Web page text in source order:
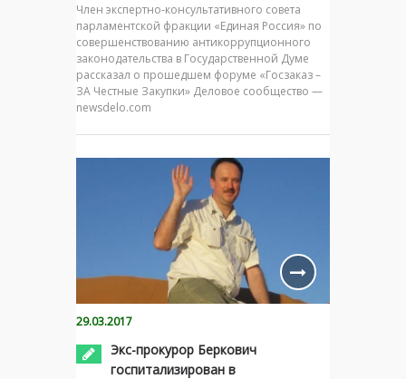
Член экспертно-консультативного совета
парламентской фракции «Единая Россия» по
совершенствованию антикоррупционного
законодательства в Государственной Думе
рассказал о прошедшем форуме «Госзаказ –
ЗА Честные Закупки» Деловое сообщество —
newsdelo.com
29.03.2017
Экс-прокурор Беркович
госпитализирован в